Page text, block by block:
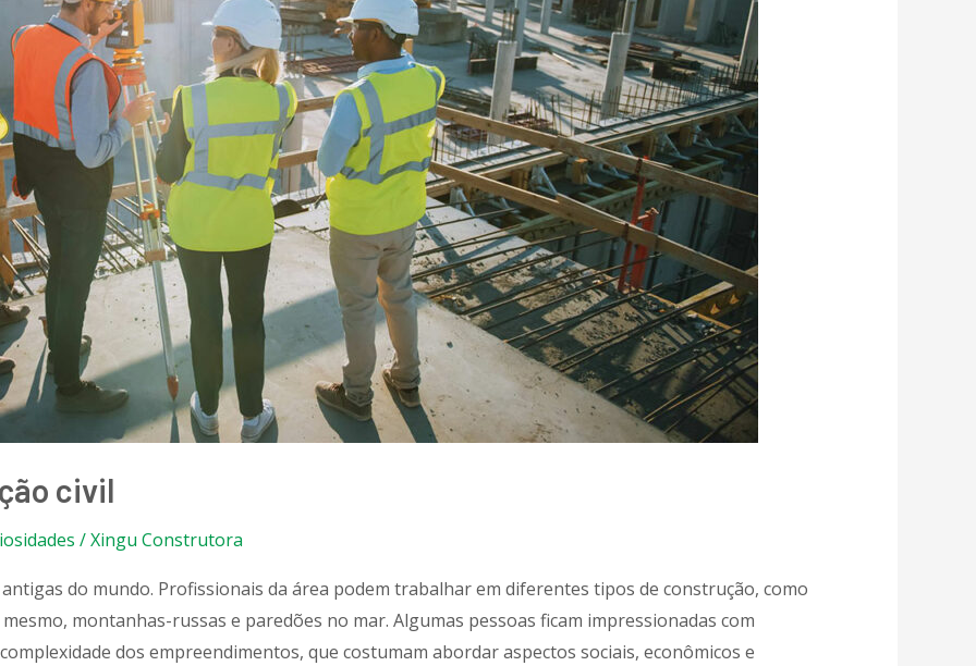
civil
/Xingu Construtora
do mundo. Profissionais da área podem trabalhar em diferentes tipos de construção, como
montanhas-russas e paredões no mar. Algumas pessoas ficam impressionadas com
dos empreendimentos, que costumam abordar aspectos sociais, econômicos e